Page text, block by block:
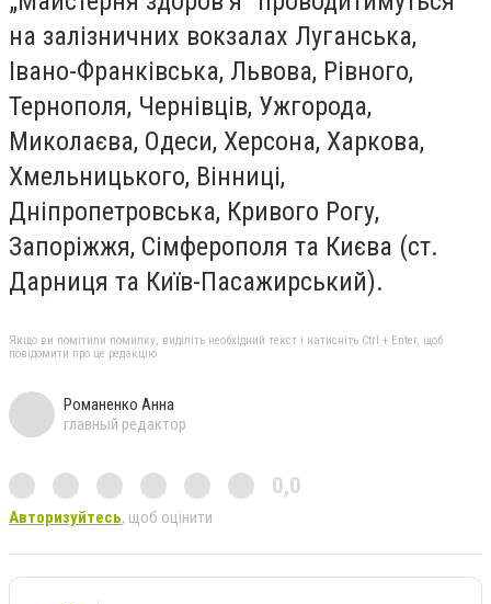
на залізничних вокзалах Луганська,
Івано-Франківська, Львова, Рівного,
Тернополя, Чернівців, Ужгорода,
Миколаєва, Одеси, Херсона, Харкова,
Хмельницького, Вінниці,
Дніпропетровська, Кривого Рогу,
Запоріжжя, Сімферополя та Києва (ст.
Дарниця та Київ-Пасажирський).
Якщо ви помітили помилку, виділіть необхідний текст і натисніть Ctrl + Enter, щоб
повідомити про це редакцію
Романенко Анна
главный редактор
0,0
Авторизуйтесь, щоб оцінити